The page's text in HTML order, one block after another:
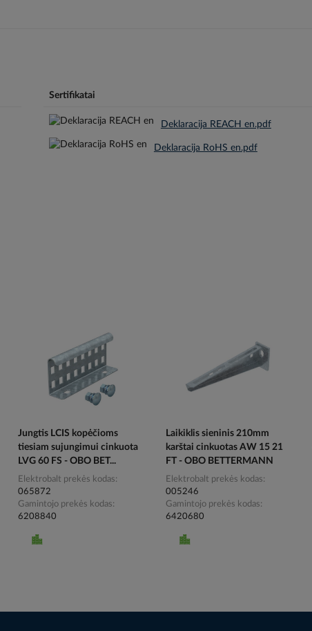
Sertifikatai
Deklaracija REACH en.pdf
Deklaracija RoHS en.pdf
Jungtis LCIS kopėčioms
tiesiam sujungimui cinkuota
LVG 60 FS - OBO BET...
Elektrobalt prekės kodas
065872
Gamintojo prekės kodas
6208840
Laikiklis sieninis 210mm
karštai cinkuotas AW 15 21
FT - OBO BETTERMANN
Elektrobalt prekės kodas
005246
Gamintojo prekės kodas
6420680